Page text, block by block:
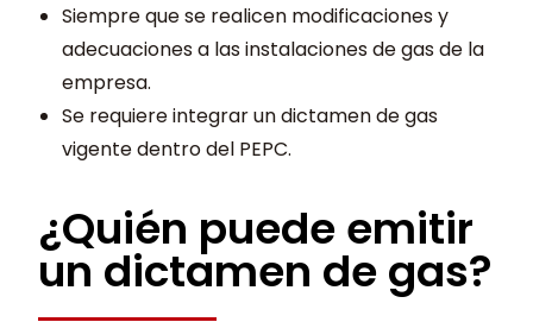
Siempre que se realicen modificaciones y
adecuaciones a las instalaciones de gas de la
empresa.
Se requiere integrar un dictamen de gas
vigente dentro del PEPC.
¿Quién puede emitir
un dictamen de gas?